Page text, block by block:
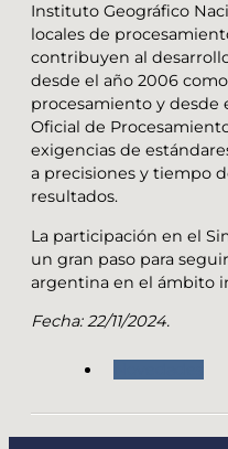
Instituto Geográfico
locales de
contribuyen al
desde el año 2006
procesamiento y desde
Oficial de
exigencias de
a precisiones y tiempo
resultados.
La participación en el
un gran paso para
argentina en el ámbito
Fecha: 22/11/2024.